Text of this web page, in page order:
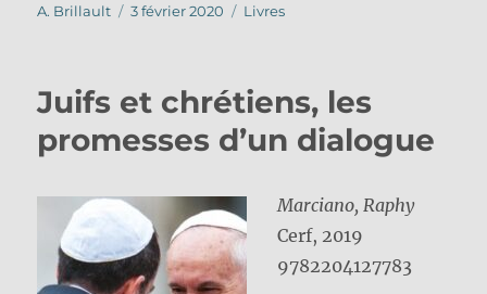
Auteur
A. Brillault
Publié
3 février 2020 Catégories
Livres
Juifs et chrétiens, les
promesses d’un dialogue
Marciano, Raphy
Cerf, 2019
9782204127783